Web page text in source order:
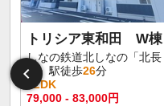
トリシア東和田 W棟
しなの鉄道北しなの「北長
野」駅徒歩26分
1LDK
79,000 - 83,000円